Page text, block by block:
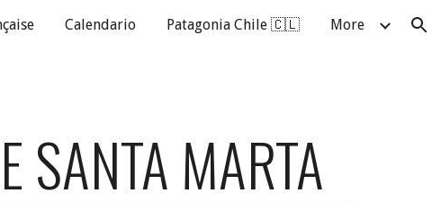
Calendario Patagonia Chile 🇨🇱 More
SANTA MARTA